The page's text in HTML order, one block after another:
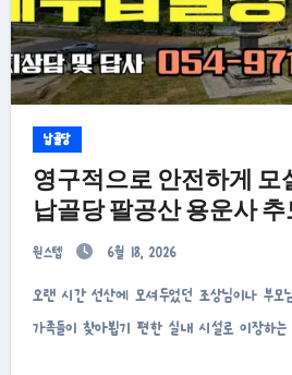
납골당
영구적으로 안전하게 모
납골당 팔공산 용운사
원스텝 6월 18, 2026
오랜 시간 선산에 모셔두었던 조상님이나 부모님의 묘를 파묘하여 화장한 뒤,
가족들이 찾아뵙기 편한 실내 시설로 이장하